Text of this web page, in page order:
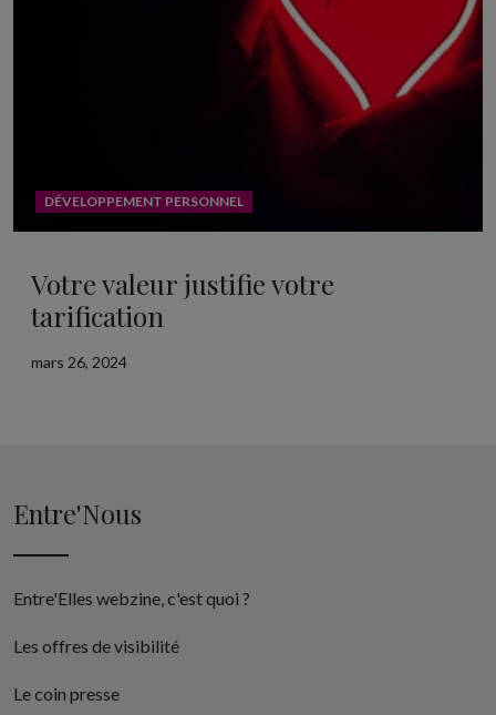
DÉVELOPPEMENT PERSONNEL
Votre valeur justifie votre
tarification
mars 26, 2024
Entre'Nous
Entre'Elles webzine, c'est quoi ?
Les offres de visibilité
Le coin presse